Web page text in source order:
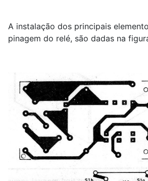
A instalação dos principais
pinagem do relé, são dadas na